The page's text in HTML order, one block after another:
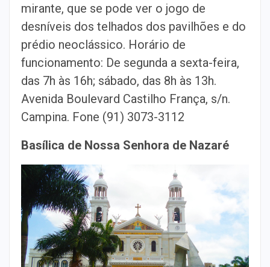
mirante, que se pode ver o jogo de
desníveis dos telhados dos pavilhões e do
prédio neoclássico. Horário de
funcionamento: De segunda a sexta-feira,
das 7h às 16h; sábado, das 8h às 13h.
Avenida Boulevard Castilho França, s/n.
Campina. Fone (91) 3073-3112
Basílica de Nossa Senhora de Nazaré